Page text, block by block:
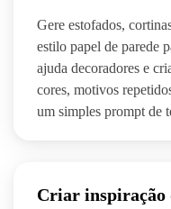
Gere estofados,
estilo papel de parede
ajuda decoradores e
cores, motivos
um simples prompt de
Criar inspiração